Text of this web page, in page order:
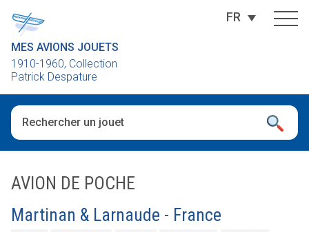
MES AVIONS JOUETS
1910-1960, Collection
Patrick Despature
FR
AVION DE POCHE
Martinan & Larnaude - France